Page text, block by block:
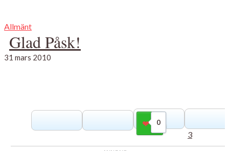
Allmänt
Glad Påsk!
31 mars 2010
0
Gilla
3